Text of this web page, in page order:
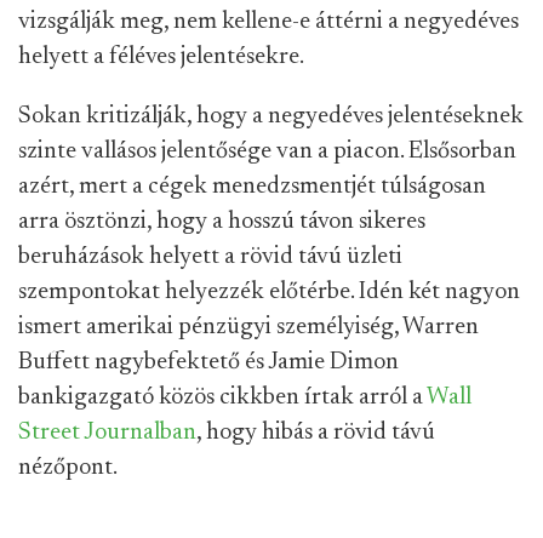
vizsgálják meg, nem kellene-e áttérni a negyedéves
helyett a féléves jelentésekre.
Sokan kritizálják, hogy a negyedéves jelentéseknek
szinte vallásos jelentősége van a piacon. Elsősorban
azért, mert a cégek menedzsmentjét túlságosan
arra ösztönzi, hogy a hosszú távon sikeres
beruházások helyett a rövid távú üzleti
szempontokat helyezzék előtérbe. Idén két nagyon
ismert amerikai pénzügyi személyiség, Warren
Buffett nagybefektető és Jamie Dimon
bankigazgató közös cikkben írtak arról a Wall
Street Journalban, hogy hibás a rövid távú
nézőpont.